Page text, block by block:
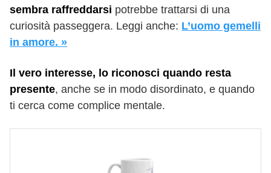
sembra raffreddarsi potrebbe trattarsi di una
curiosità passeggera. Leggi anche: L’uomo gemelli
in amore. »
Il vero interesse, lo riconosci quando resta
presente, anche se in modo disordinato, e quando
ti cerca come complice mentale.